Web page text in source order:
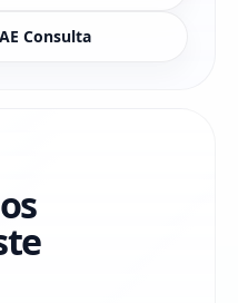
Consulta